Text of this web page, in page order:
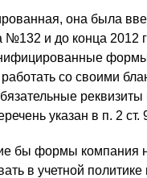
она была
№132 и до конца 2012
работать со своими
реквизиты
указан в п. 2
бы формы компания
в учетной